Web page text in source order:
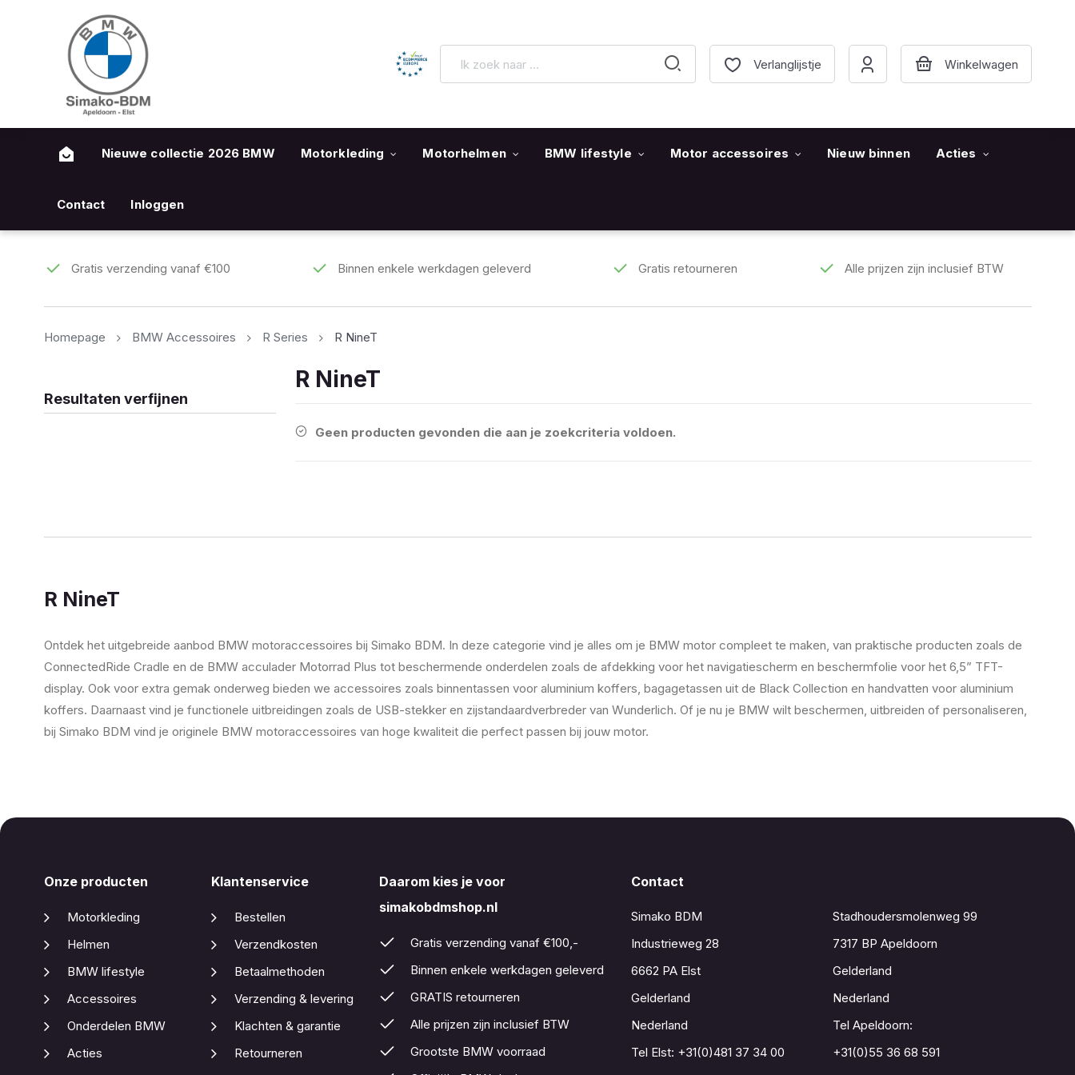
Verlanglijstje
Nieuwe collectie 2026 BMW Motorkleding Motorhelmen BMW lifestyle Motor accessoires Nieuw binnen Acties
Contact Inloggen
Gratis verzending vanaf €100 Binnen enkele werkdagen geleverd Gratis retourneren Alle prijzen zijn inclusief BTW
Homepage BMW Accessoires R Series R NineT
R NineT
Geen producten gevonden die aan je zoekcriteria voldoen.
Resultaten verfijnen
R NineT
Ontdek het uitgebreide aanbod BMW motoraccessoires bij Simako BDM. In deze categorie vind je alles om je BMW motor compleet te maken, van praktische producten zoals de
ConnectedRide Cradle en de BMW acculader Motorrad Plus tot beschermende onderdelen zoals de afdekking voor het navigatiescherm en beschermfolie voor het 6,5” TFT-
display. Ook voor extra gemak onderweg bieden we accessoires zoals binnentassen voor aluminium koffers, bagagetassen uit de Black Collection en handvatten voor aluminium
koffers. Daarnaast vind je functionele uitbreidingen zoals de USB-stekker en zijstandaardverbreder van Wunderlich. Of je nu je BMW wilt beschermen, uitbreiden of personaliseren,
bij Simako BDM vind je originele BMW motoraccessoires van hoge kwaliteit die perfect passen bij jouw motor.
Onze producten
Motorkleding
Helmen
BMW lifestyle
Accessoires
Onderdelen BMW
Acties
Klantenservice
Bestellen
Verzendkosten
Betaalmethoden
Verzending & levering
Klachten & garantie
Retourneren
Daarom kies je voor
simakobdmshop.nl
Gratis verzending vanaf €100,-
Binnen enkele werkdagen geleverd
GRATIS retourneren
Alle prijzen zijn inclusief BTW
Grootste BMW voorraad
Contact
Simako BDM
Industrieweg 28
6662 PA Elst
Gelderland
Nederland
Tel Elst: +31(0)481 37 34 00
Stadhoudersmolenweg 99
7317 BP Apeldoorn
Gelderland
Nederland
Tel Apeldoorn:
+31(0)55 36 68 591